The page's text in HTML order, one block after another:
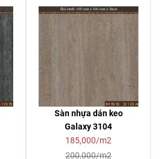
Sàn nhựa dán keo
Galaxy 3104
185,000/m2
200,000/m2